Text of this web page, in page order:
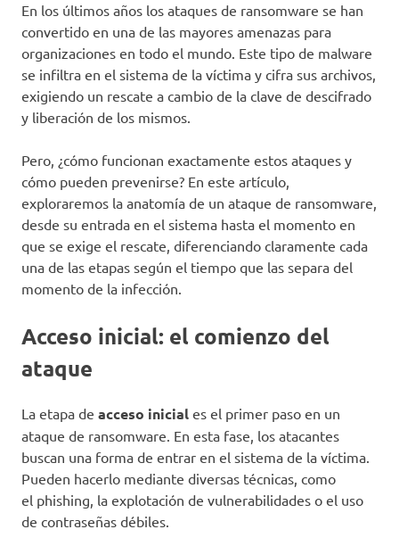
En los últimos años los ataques de ransomware se han
convertido en una de las mayores amenazas para
organizaciones en todo el mundo. Este tipo de malware
se infiltra en el sistema de la víctima y cifra sus archivos,
exigiendo un rescate a cambio de la clave de descifrado
y liberación de los mismos.
Pero, ¿cómo funcionan exactamente estos ataques y
cómo pueden prevenirse? En este artículo,
exploraremos la anatomía de un ataque de ransomware,
desde su entrada en el sistema hasta el momento en
que se exige el rescate, diferenciando claramente cada
una de las etapas según el tiempo que las separa del
momento de la infección.
Acceso inicial: el comienzo del
ataque
La etapa de acceso inicial es el primer paso en un
ataque de ransomware. En esta fase, los atacantes
buscan una forma de entrar en el sistema de la víctima.
Pueden hacerlo mediante diversas técnicas, como
el phishing, la explotación de vulnerabilidades o el uso
de contraseñas débiles.